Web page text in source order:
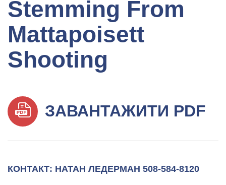
Stemming From
Mattapoisett
Shooting
ЗАВАНТАЖИТИ PDF
КОНТАКТ: НАТАН ЛЕДЕРМАН 508-584-8120